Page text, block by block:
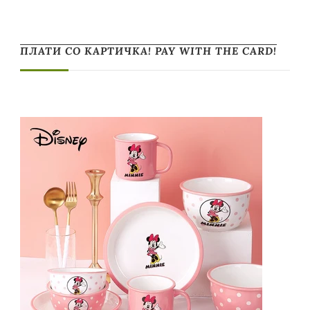
ПЛАТИ СО КАРТИЧКА! PAY WITH THE CARD!